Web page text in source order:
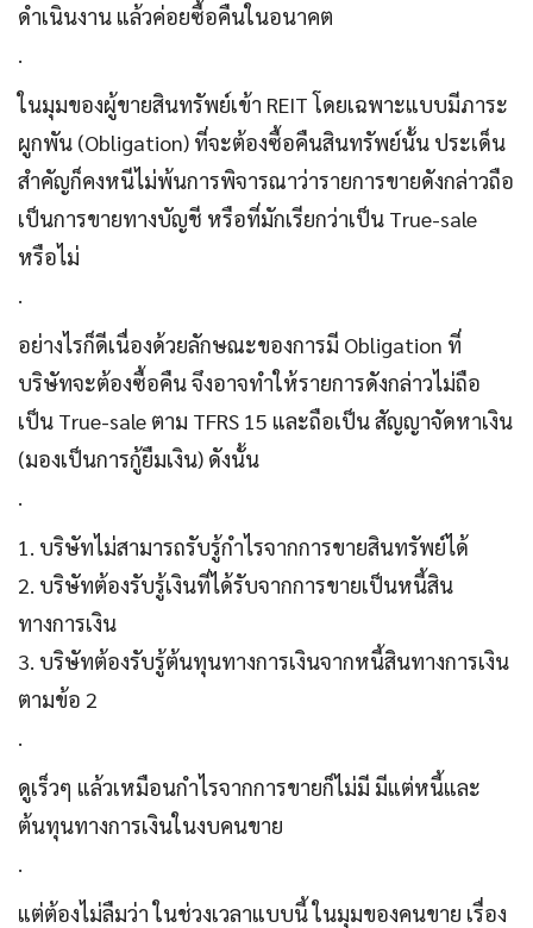
ดำเนินงาน แล้วค่อยซื้อคืนในอนาคต
.
ในมุมของผู้ขายสินทรัพย์เข้า REIT โดยเฉพาะแบบมีภาระ
ผูกพัน (Obligation) ที่จะต้องซื้อคืนสินทรัพย์นั้น ประเด็น
สำคัญก็คงหนีไม่พ้นการพิจารณาว่ารายการขายดังกล่าวถือ
เป็นการขายทางบัญชี หรือที่มักเรียกว่าเป็น True-sale
หรือไม่
.
อย่างไรก็ดีเนื่องด้วยลักษณะของการมี Obligation ที่
บริษัทจะต้องซื้อคืน จึงอาจทำให้รายการดังกล่าวไม่ถือ
เป็น True-sale ตาม TFRS 15 และถือเป็น สัญญาจัดหาเงิน
(มองเป็นการกู้ยืมเงิน) ดังนั้น
.
1. บริษัทไม่สามารถรับรู้กำไรจากการขายสินทรัพย์ได้
2. บริษัทต้องรับรู้เงินที่ได้รับจากการขายเป็นหนี้สิน
ทางการเงิน
3. บริษัทต้องรับรู้ต้นทุนทางการเงินจากหนี้สินทางการเงิน
ตามข้อ 2
.
ดูเร็วๆ แล้วเหมือนกำไรจากการขายก็ไม่มี มีแต่หนี้และ
ต้นทุนทางการเงินในงบคนขาย
.
แต่ต้องไม่ลืมว่า ในช่วงเวลาแบบนี้ ในมุมของคนขาย เรื่อง